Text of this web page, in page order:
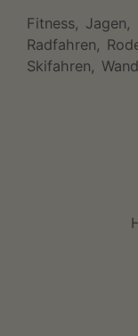
Fitness Jagen
Radfahren
Skifahren